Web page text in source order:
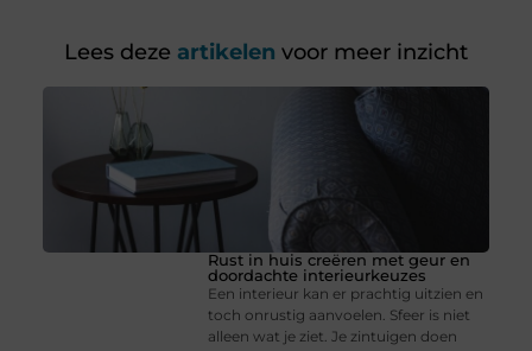
Lees deze artikelen voor meer inzicht
Rust in huis creëren met geur en
doordachte interieurkeuzes
Een interieur kan er prachtig uitzien en
toch onrustig aanvoelen. Sfeer is niet
alleen wat je ziet. Je zintuigen doen